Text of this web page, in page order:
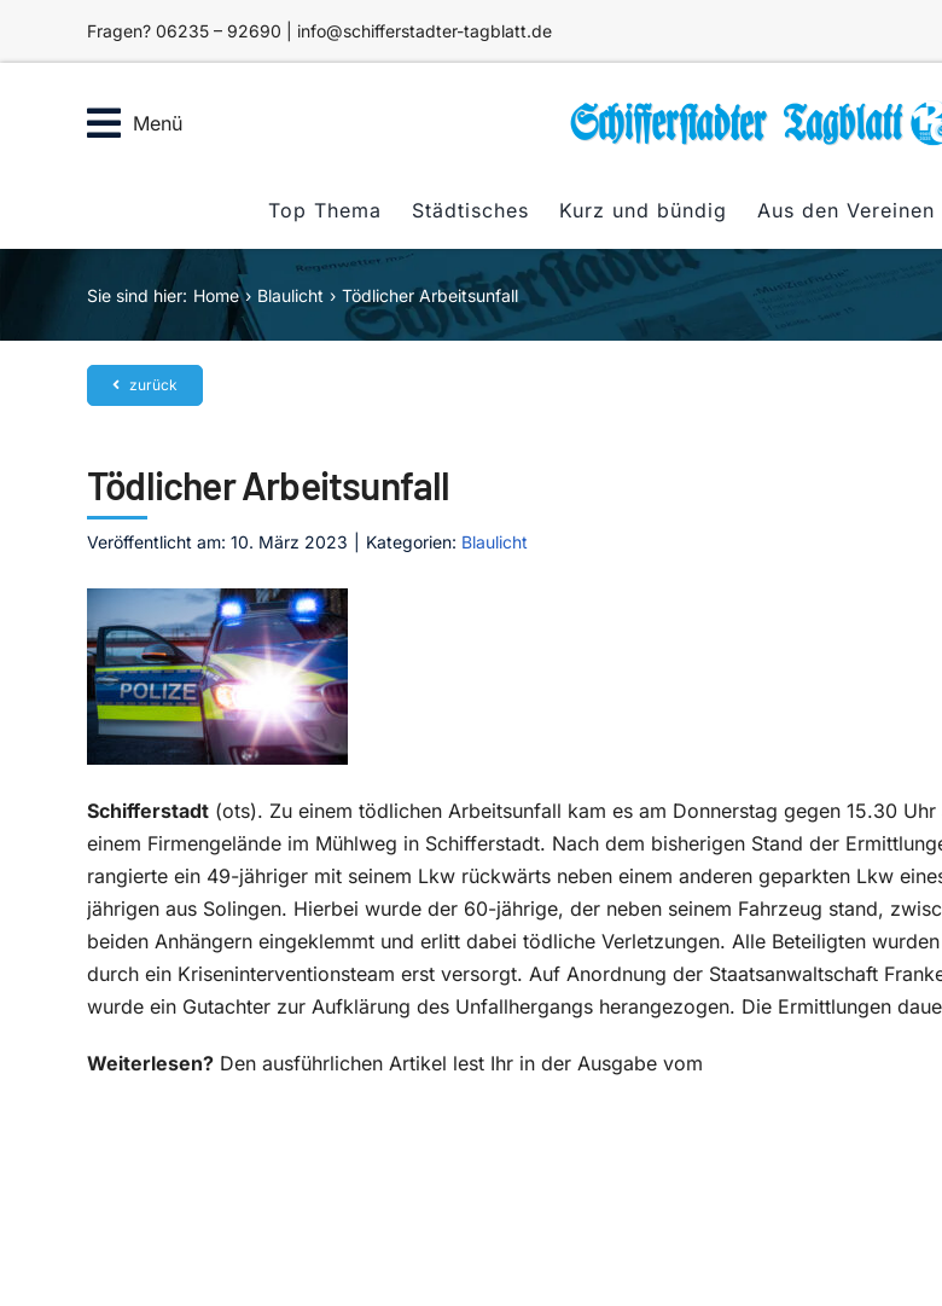
Fragen? 06235 – 92690 | info@schifferstadter-tagblatt.de
Menü
Top Thema Städtisches Kurz und bündig Aus den Vereinen
Sie sind hier: Home Blaulicht Tödlicher Arbeitsunfall
zurück
Tödlicher Arbeitsunfall
Veröffentlicht am: 10. März 2023 Kategorien: Blaulicht
Schifferstadt (ots). Zu einem tödlichen Arbeitsunfall kam es am Donnerstag gegen 15.30 Uhr
einem Firmengelände im Mühlweg in Schifferstadt. Nach dem bisherigen Stand der
rangierte ein 49-jähriger mit seinem Lkw rückwärts neben einem anderen geparkten Lkw
jährigen aus Solingen. Hierbei wurde der 60-jährige, der neben seinem Fahrzeug stand,
beiden Anhängern eingeklemmt und erlitt dabei tödliche Verletzungen. Alle Beteiligten
durch ein Kriseninterventionsteam erst versorgt. Auf Anordnung der Staatsanwaltschaft
wurde ein Gutachter zur Aufklärung des Unfallhergangs herangezogen. Die Ermittlungen
Weiterlesen? Den ausführlichen Artikel lest Ihr in der Ausgabe vom